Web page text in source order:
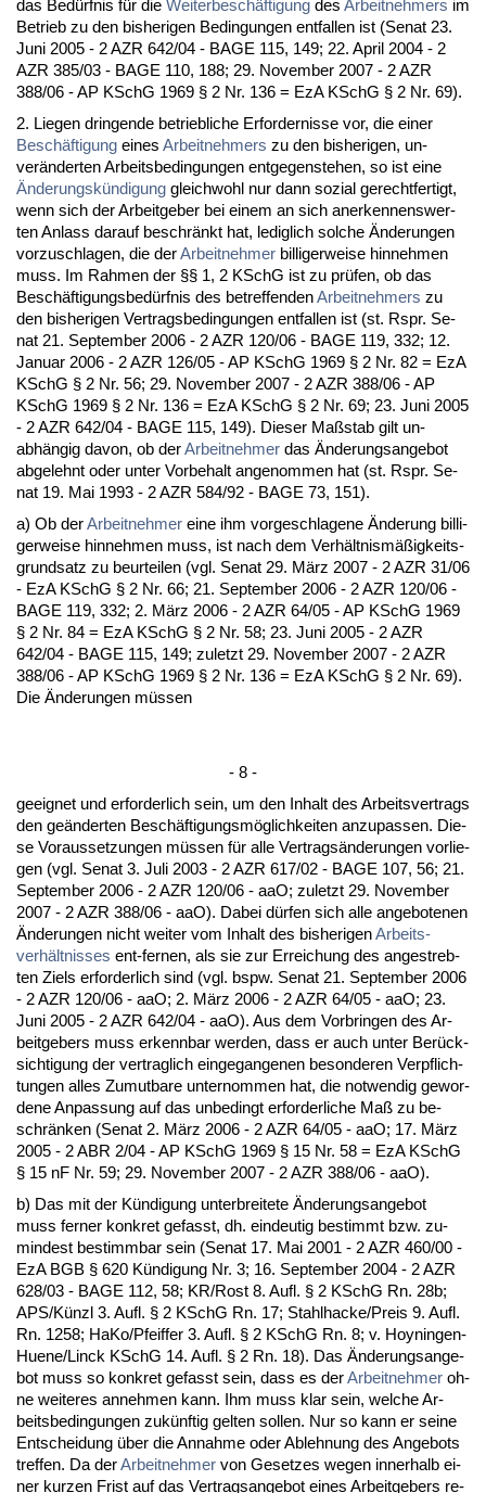
das Bedürf­nis für die Wei­ter­beschäfti­gung des Ar­beit­neh­mers im
Be­trieb zu den bis­he­ri­gen Be­din­gun­gen ent­fal­len ist (Se­nat 23.
Ju­ni 2005 - 2 AZR 642/04 - BA­GE 115, 149; 22. April 2004 - 2
AZR 385/03 - BA­GE 110, 188; 29. No­vem­ber 2007 - 2 AZR
388/06 - AP KSchG 1969 § 2 Nr. 136 = EzA KSchG § 2 Nr. 69).
2. Lie­gen drin­gen­de be­trieb­li­che Er­for­der­nis­se vor, die ei­ner
Beschäfti­gung ei­nes Ar­beit­neh­mers zu den bis­he­ri­gen, un­
veränder­ten Ar­beits­be­din­gun­gen ent­ge­gen­ste­hen, so ist ei­ne
Ände­rungskündi­gung gleich­wohl nur dann so­zi­al ge­recht­fer­tigt,
wenn sich der Ar­beit­ge­ber bei ei­nem an sich an­er­ken­nens­wer­
ten An­lass dar­auf be­schränkt hat, le­dig­lich sol­che Ände­run­gen
vor­zu­schla­gen, die derAr­beit­neh­mer bil­li­ger­wei­se hin­neh­men
muss. Im Rah­men der §§ 1, 2 KSchG ist zu prüfen, ob das
Beschäfti­gungs­bedürf­nis des be­tref­fen­denAr­beit­neh­mers zu
den bis­he­ri­gen Ver­trags­be­din­gun­gen ent­fal­len ist (st. Rspr. Se­
nat 21. Sep­tem­ber 2006 - 2 AZR 120/06 - BA­GE 119, 332; 12.
Ja­nu­ar 2006 - 2 AZR 126/05 - AP KSchG 1969 § 2 Nr. 82 = EzA
KSchG § 2 Nr. 56; 29. No­vem­ber 2007 - 2 AZR 388/06 - AP
KSchG 1969 § 2 Nr. 136 = EzA KSchG § 2 Nr. 69; 23. Ju­ni 2005
- 2 AZR 642/04 - BA­GE 115, 149). Die­ser Maßstab gilt un­
abhängig da­von, ob derAr­beit­neh­mer das Ände­rungs­an­ge­bot
ab­ge­lehnt oder un­ter Vor­be­halt an­ge­nom­men hat (st. Rspr. Se­
nat 19. Mai 1993 - 2 AZR 584/92 - BA­GE 73, 151).
a) Ob derAr­beit­neh­mer ei­ne ihm vor­ge­schla­ge­ne Ände­rung bil­li­
ger­wei­se hin­neh­men muss, ist nach dem Verhält­nismäßig­keits­
grund­satz zu be­ur­tei­len (vgl. Se­nat 29. März 2007 - 2 AZR 31/06
- EzA KSchG § 2 Nr. 66; 21. Sep­tem­ber 2006 - 2 AZR 120/06 -
BA­GE 119, 332; 2. März 2006 - 2 AZR 64/05 - AP KSchG 1969
§ 2 Nr. 84 = EzA KSchG § 2 Nr. 58; 23. Ju­ni 2005 - 2 AZR
642/04 - BA­GE 115, 149; zu­letzt 29. No­vem­ber 2007 - 2 AZR
388/06 - AP KSchG 1969 § 2 Nr. 136 = EzA KSchG § 2 Nr. 69).
Die Ände­run­gen müssen
- 8 -
ge­eig­net und er­for­der­lich sein, um den In­halt des Ar­beits­ver­trags
den geänder­ten Beschäfti­gungsmöglich­kei­ten an­zu­pas­sen. Die­
se Vor­aus­set­zun­gen müssen für al­le Ver­tragsände­run­gen vor­lie­
gen (vgl. Se­nat 3. Ju­li 2003 - 2 AZR 617/02 - BA­GE 107, 56; 21.
Sep­tem­ber 2006 - 2 AZR 120/06 - aaO; zu­letzt 29. No­vem­ber
2007 - 2 AZR 388/06 - aaO). Da­bei dürfen sich al­le an­ge­bo­te­nen
Ände­run­gen nicht wei­ter vom In­halt des bis­he­ri­genAr­beits­
verhält­nis­ses ent-fer­nen, als sie zur Er­rei­chung des an­ge­streb­
ten Ziels er­for­der­lich sind (vgl. bspw. Se­nat 21. Sep­tem­ber 2006
- 2 AZR 120/06 - aaO; 2. März 2006 - 2 AZR 64/05 - aaO; 23.
Ju­ni 2005 - 2 AZR 642/04 - aaO). Aus dem Vor­brin­gen des Ar­
beit­ge­bers muss er­kenn­bar wer­den, dass er auch un­ter Berück­
sich­ti­gung der ver­trag­lich ein­ge­gan­ge­nen be­son­de­ren Ver­pflich­
tun­gen al­les Zu­mut­ba­re un­ter­nom­men hat, die not­wen­dig ge­wor­
de­ne An­pas­sung auf das un­be­dingt er­for­der­li­che Maß zu be­
schränken (Se­nat 2. März 2006 - 2 AZR 64/05 - aaO; 17. März
2005 - 2 ABR 2/04 - AP KSchG 1969 § 15 Nr. 58 = EzA KSchG
§ 15 nF Nr. 59; 29. No­vem­ber 2007 - 2 AZR 388/06 - aaO).
b) Das mit der Kündi­gung un­ter­brei­te­te Ände­rungs­an­ge­bot
muss fer­ner kon­kret ge­fasst, dh. ein­deu­tig be­stimmt bzw. zu­
min­dest be­stimm­bar sein (Se­nat 17. Mai 2001 - 2 AZR 460/00 -
EzA BGB § 620 Kündi­gung Nr. 3; 16. Sep­tem­ber 2004 - 2 AZR
628/03 - BA­GE 112, 58; KR/Rost 8. Aufl. § 2 KSchG Rn. 28b;
APS/Künzl 3. Aufl. § 2 KSchG Rn. 17; Stahl­ha­cke/Preis 9. Aufl.
Rn. 1258; Ha­Ko/Pfeif­fer 3. Aufl. § 2 KSchG Rn. 8; v. Ho­y­nin­gen-
Hue­ne/Linck KSchG 14. Aufl. § 2 Rn. 18). Das Ände­rungs­an­ge­
bot muss so kon­kret ge­fasst sein, dass es derAr­beit­neh­mer oh­
ne wei­te­res an­neh­men kann. Ihm muss klar sein, wel­che Ar­
beits­be­din­gun­gen zukünf­tig gel­ten sol­len. Nur so kann er sei­ne
Ent­schei­dung über die An­nah­me oder Ab­leh­nung des An­ge­bots
tref­fen. Da derAr­beit­neh­mer von Ge­set­zes we­gen in­ner­halb ei­
ner kur­zen Frist auf das Ver­trags­an­ge­bot ei­nes Ar­beit­ge­bers re­